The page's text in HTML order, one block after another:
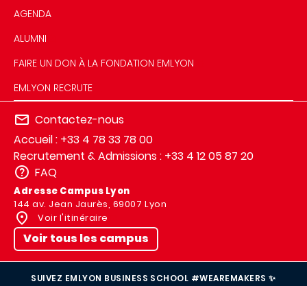
AGENDA
ALUMNI
FAIRE UN DON À LA FONDATION EMLYON
EMLYON RECRUTE
Contactez-nous
Accueil : +33 4 78 33 78 00
Recrutement & Admissions : +33 4 12 05 87 20
FAQ
Adresse Campus Lyon
144 av. Jean Jaurès, 69007 Lyon
Voir l'itinéraire
Voir tous les campus
SUIVEZ EMLYON BUSINESS SCHOOL #WEAREMAKERS ✨